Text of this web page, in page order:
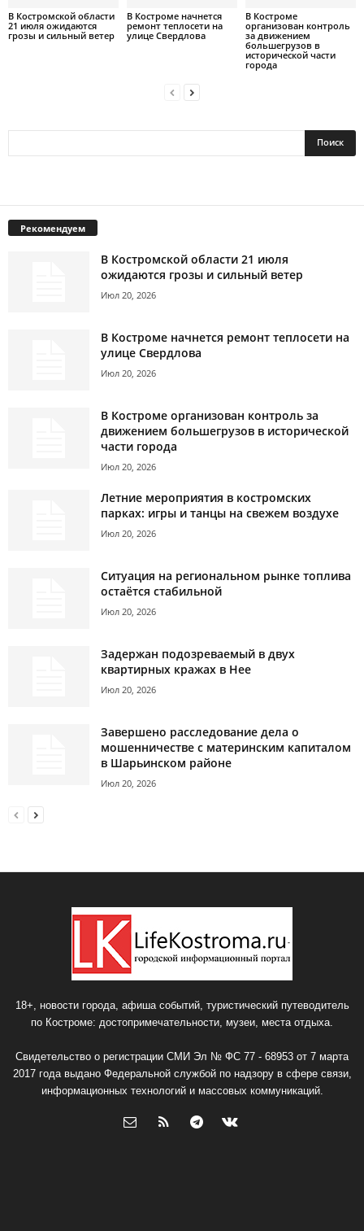
В Костромской области
21 июля ожидаются
грозы и сильный ветер
В Костроме начнется
ремонт теплосети на
улице Свердлова
В Костроме
организован контроль
за движением
большегрузов в
исторической части
города
Рекомендуем
В Костромской области 21 июля
ожидаются грозы и сильный ветер
Июл 20, 2026
В Костроме начнется ремонт теплосети на
улице Свердлова
Июл 20, 2026
В Костроме организован контроль за
движением большегрузов в исторической
части города
Июл 20, 2026
Летние мероприятия в костромских
парках: игры и танцы на свежем воздухе
Июл 20, 2026
Ситуация на региональном рынке топлива
остаётся стабильной
Июл 20, 2026
Задержан подозреваемый в двух
квартирных кражах в Нее
Июл 20, 2026
Завершено расследование дела о
мошенничестве с материнским капиталом
в Шарьинском районе
Июл 20, 2026
18+, новости города, афиша событий, туристический путеводитель
по Костроме: достопримечательности, музеи, места отдыха.
Свидетельство о регистрации СМИ Эл № ФС 77 - 68953 от 7 марта
2017 года выдано Федеральной службой по надзору в сфере связи,
информационных технологий и массовых коммуникаций.